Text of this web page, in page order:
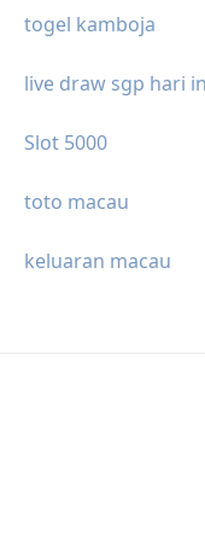
togel kamboja
live draw sgp hari
Slot 5000
toto macau
keluaran macau